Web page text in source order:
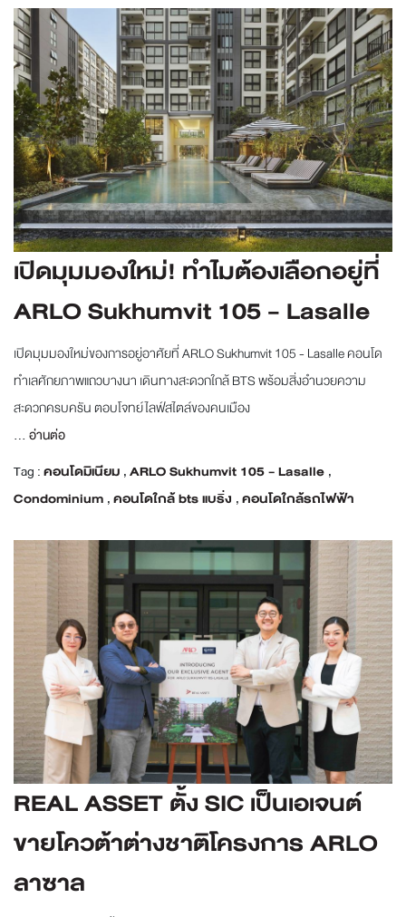
เปิดมุมมองใหม่! ทำไมต้องเลือกอยู่ที่
ARLO Sukhumvit 105 - Lasalle
เปิดมุมมองใหม่ของการอยู่อาศัยที่ ARLO Sukhumvit 105 - Lasalle คอนโด
ทำเลศักยภาพแถวบางนา เดินทางสะดวกใกล้ BTS พร้อมสิ่งอำนวยความ
สะดวกครบครัน ตอบโจทย์ไลฟ์สไตล์ของคนเมือง
... อ่านต่อ
Tag :คอนโดมิเนียม ,ARLO Sukhumvit 105 - Lasalle ,
Condominium ,คอนโดใกล้ bts แบริ่ง ,คอนโดใกล้รถไฟฟ้า
REAL ASSET ตั้ง SIC เป็นเอเจนต์
ขายโควต้าต่างชาติโครงการ ARLO
ลาซาล